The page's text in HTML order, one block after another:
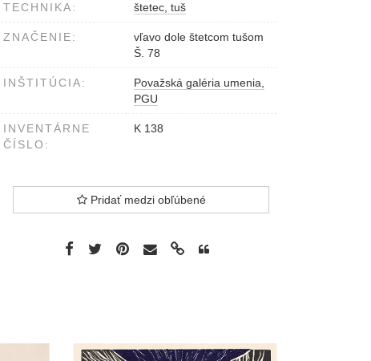
TECHNIKA: štetec, tuš
ZNAČENIE:
vľavo dole štetcom tušom
Š. 78
INŠTITÚCIA:
Považská galéria umenia,
PGU
INVENTÁRNE
ČÍSLO:
K 138
Pridať medzi obľúbené